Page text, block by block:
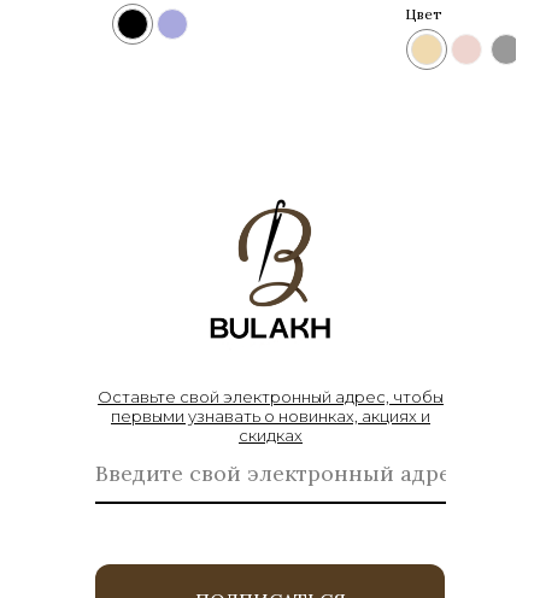
Цвет
Оставьте свой электронный адрес, чтобы
первыми узнавать о новинках, акциях и
скидках